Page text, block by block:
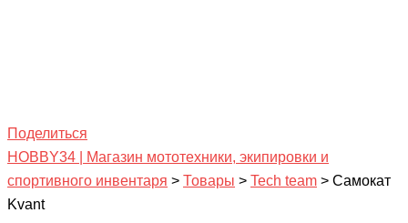
Поделиться
HOBBY34 | Магазин мототехники, экипировки и
спортивного инвентаря > Товары > Tech team > Самокат
Kvant